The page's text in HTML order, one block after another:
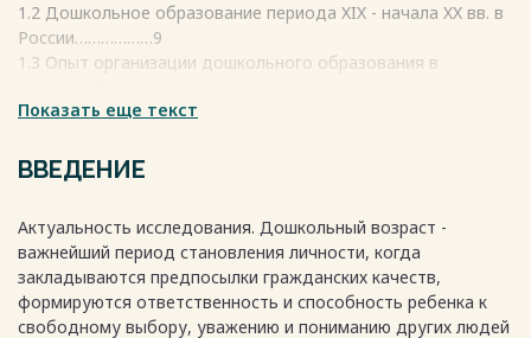
1.2 Дошкольное образование периода XIX - начала XX вв. в
России………………9
1.3 Опыт организации дошкольного образования в
России…………………………………………………………………………………..16
СИСТЕМЫ ДОШКОЛЬНОГО ОБРАЗОВАНИЯ В
РОССИИ……………………………………32
образования в России…..32
2.2. Дифференциация содержания дошкольного
образования на современном
этапе…………………………………………………………………………………….36
Показать еще текст
ВВЕДЕНИЕ
Актуальность исследования. Дошкольный возраст -
важнейший период становления личности, когда
закладываются предпосылки гражданских качеств,
формируются ответственность и способность ребенка к
свободному выбору, уважению и пониманию других людей